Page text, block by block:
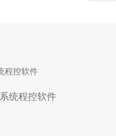
统程控软件